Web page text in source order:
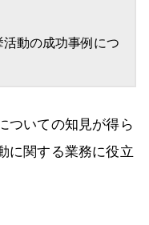
動の成功事例につ
ついての知見が得ら
に関する業務に役立